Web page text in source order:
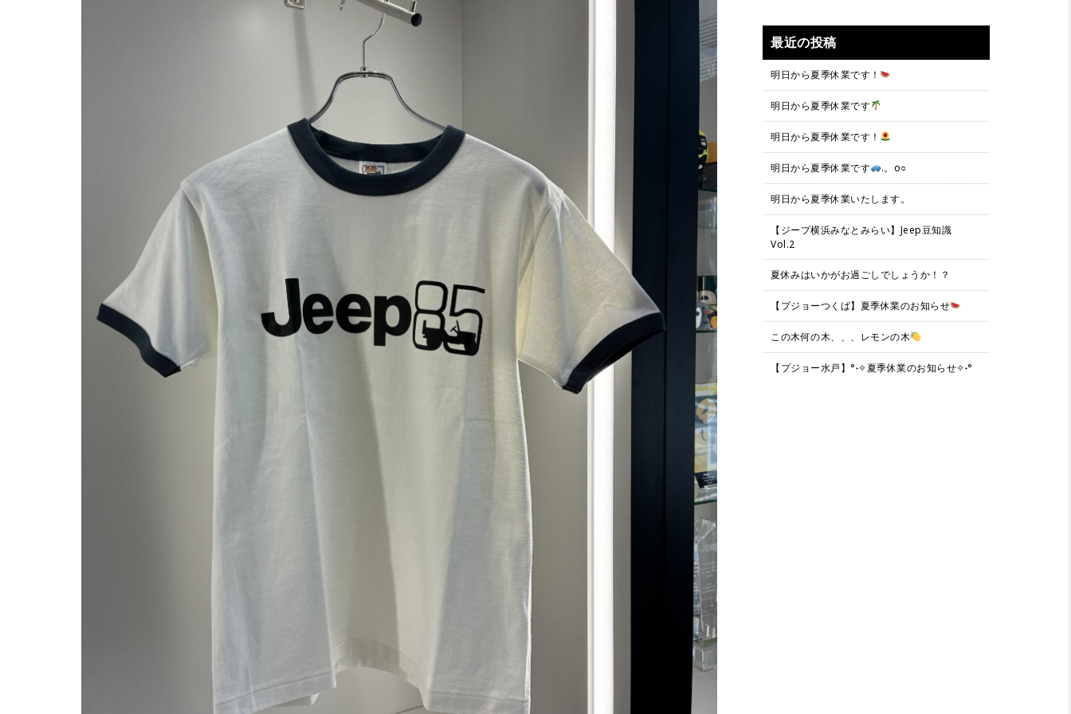
最近の投稿
明日から夏季休業です！
明日から夏季休業です
明日から夏季休業です！
明日から夏季休業です .。o○
明日から夏季休業いたします。
【ジープ横浜みなとみらい】Jeep豆知識
Vol.2
夏休みはいかがお過ごしでしょうか！？
【プジョーつくば】夏季休業のお知らせ
この木何の木、、、レモンの木
【プジョー水戸】°˖✧夏季休業のお知らせ✧˖°